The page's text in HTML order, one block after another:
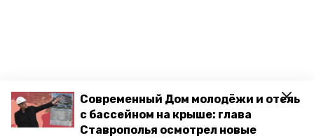
Современный Дом молодёжи и отель
с бассейном на крыше: глава
Ставрополья осмотрел новые